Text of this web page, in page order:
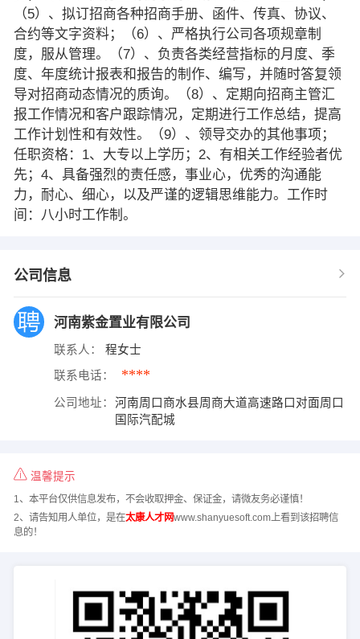
（5）、拟订招商各种招商手册、函件、传真、协议、
合约等文字资料；（6）、严格执行公司各项规章制
度，服从管理。（7）、负责各类经营指标的月度、季
度、年度统计报表和报告的制作、编写，并随时答复领
导对招商动态情况的质询。（8）、定期向招商主管汇
报工作情况和客户跟踪情况，定期进行工作总结，提高
工作计划性和有效性。（9）、领导交办的其他事项；
任职资格：1、大专以上学历；2、有相关工作经验者优
先；4、具备强烈的责任感，事业心，优秀的沟通能
力，耐心、细心，以及严谨的逻辑思维能力。工作时
间：八小时工作制。
公司信息
河南紫金置业有限公司
联系人： 程女士
联系电话： ****
公司地址：
河南周口商水县周商大道高速路口对面周口
国际汽配城
温馨提示
1、本平台仅供信息发布，不会收取押金、保证金，请微友务必谨慎！
2、请告知用人单位，是在太康人才网www.shanyuesoft.com上看到该招聘信
息的！